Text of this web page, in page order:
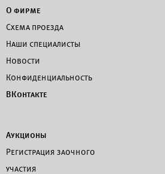
О фирме
Схема проезда
Наши специалисты
Новости
Конфиденциальность
ВКонтакте
Аукционы
Регистрация заочного
участия